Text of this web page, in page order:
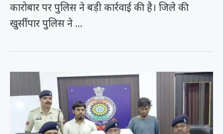
कारोबार पर पुलिस ने बड़ी कार्रवाई की है। जिले की
खुर्सीपार पुलिस ने …